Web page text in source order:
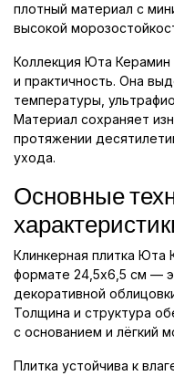
плотный материал с
высокой
Коллекция Юта
и практичность. Она
температуры,
Материал сохраняет
протяжении
ухода.
Основные
Клинкерная плитка Юта
формате 24,5x6,5 см —
декоративной
Толщина и структура
с основанием и лёгкий
Плитка устойчива к